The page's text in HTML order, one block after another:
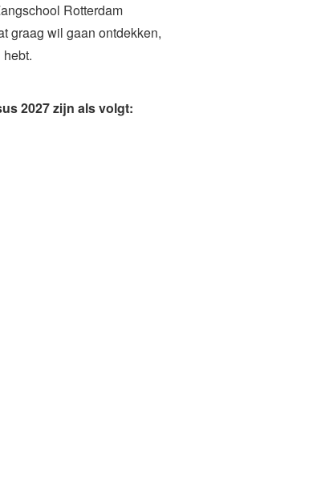
Rotterdam
graag wil gaan ontdekken,
2027 zijn als volgt: